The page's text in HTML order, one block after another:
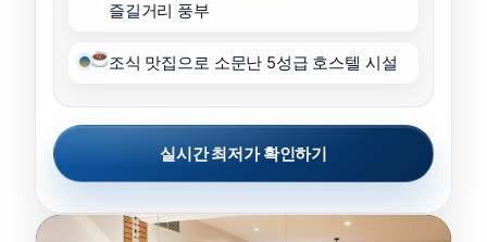
즐길거리 풍부
조식 맛집으로 소문난 5성급 호스텔 시설
실시간 최저가 확인하기